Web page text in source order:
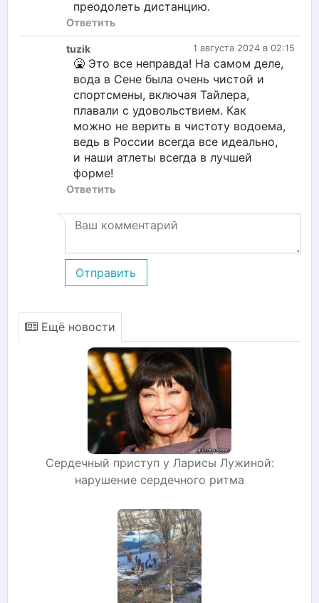
преодолеть дистанцию.
Ответить
1 августа 2024 в 02:15
tuzik
🤮 Это все неправда! На самом деле,
вода в Сене была очень чистой и
спортсмены, включая Тайлера,
плавали с удовольствием. Как
можно не верить в чистоту водоема,
ведь в России всегда все идеально,
и наши атлеты всегда в лучшей
форме!
Ответить
Отправить
Ещё новости
Сердечный приступ у Ларисы Лужиной:
нарушение сердечного ритма